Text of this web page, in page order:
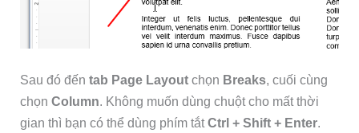
Sau đó đếntab Page Layout chọn Breaks, cuối cùng
chọnColumn. Không muốn dùng chuột cho mất thời
gian thì bạn có thể dùng phím tắtCtrl + Shift + Enter.